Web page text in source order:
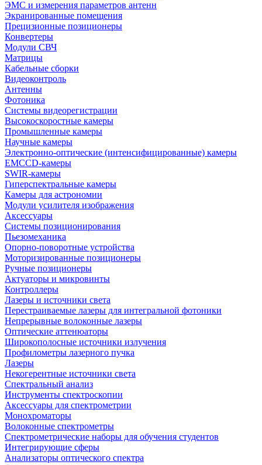
ЭМС и измерения параметров антенн
Экранированные помещения
Прецизионные позиционеры
Конвертеры
Модули СВЧ
Матрицы
Кабельные сборки
Видеоконтроль
Антенны
Фотоника
Cистемы видеорегистрации
Высокоскоростные камеры
Промышленные камеры
Научные камеры
Электронно-оптические (интенсифицированные) камеры
EMCCD-камеры
SWIR-камеры
Гиперспектральные камеры
Камеры для астрономии
Модули усилителя изображения
Аксессуары
Системы позиционирования
Пьезомеханика
Опорно-поворотные устройства
Моторизированные позиционеры
Ручные позиционеры
Актуаторы и микровинты
Контроллеры
Лазеры и источники света
Перестраиваемые лазеры для интегральной фотоники
Непрерывные волоконные лазеры
Оптические аттенюаторы
Широкополосные источники излучения
Профилометры лазерного пучка
Лазеры
Некогерентные источники света
Спектральный анализ
Инструменты спектроскопии
Аксессуары для спектрометрии
Монохроматоры
Волоконные спектрометры
Спектрометрические наборы для обучения студентов
Интегрирующие сферы
Анализаторы оптического спектра